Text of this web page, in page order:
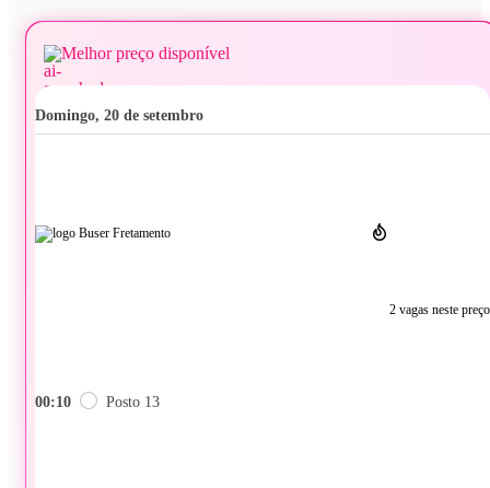
Melhor preço disponível
domingo, 20 de setembro
2 vagas neste preço
00:10 Posto 13